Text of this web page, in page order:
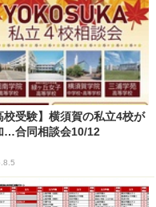
校受験】横須賀の私立4校が
…合同相談会10/12